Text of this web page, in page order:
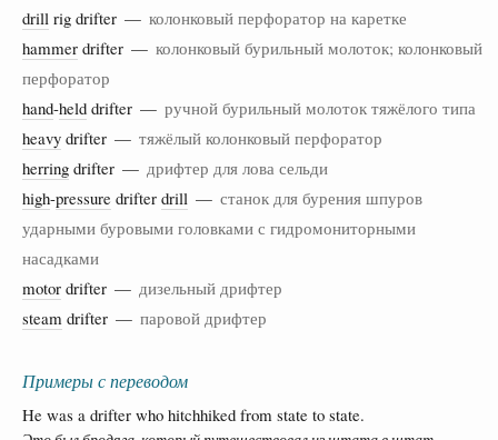
drill rig drifter — колонковый перфоратор на каретке
hammer drifter — колонковый бурильный молоток; колонковый
перфоратор
hand-held drifter — ручной бурильный молоток тяжёлого типа
heavy drifter — тяжёлый колонковый перфоратор
herring drifter — дрифтер для лова сельди
high-pressure drifter drill — станок для бурения шпуров
ударными буровыми головками с гидромониторными
насадками
motor drifter — дизельный дрифтер
steam drifter — паровой дрифтер
Примеры с переводом
He was a drifter who hitchhiked from state to state.